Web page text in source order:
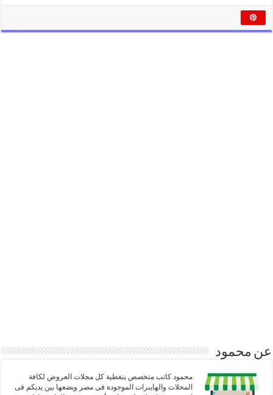
عن محمود
محمود كاتب متخصص بتغطية كل مجلات العروض لكافة
المحلات والهايبرات الموجودة فى مصر ويضعها بين يديكم فى